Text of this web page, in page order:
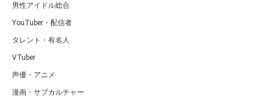
男性アイドル総合
YouTuber・配信者
タレント・有名人
VTuber
声優・アニメ
漫画・サブカルチャー